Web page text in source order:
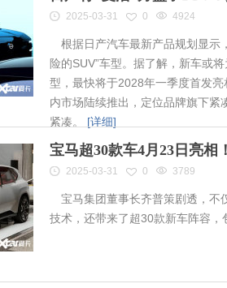
2025-03-31 0 4924
根据日产汽车最新产品规划显示
险的SUV”车型。据了解，新车或
型，最快将于2028年一季度首发
内市场陆续推出，定位品牌旗下紧
紧凑。 [详细]
宝马超30款车4月23日亮
2025-03-31 0 3789
宝马集团董事长齐普策剧透，不
技术，还带来了超30款新车阵容